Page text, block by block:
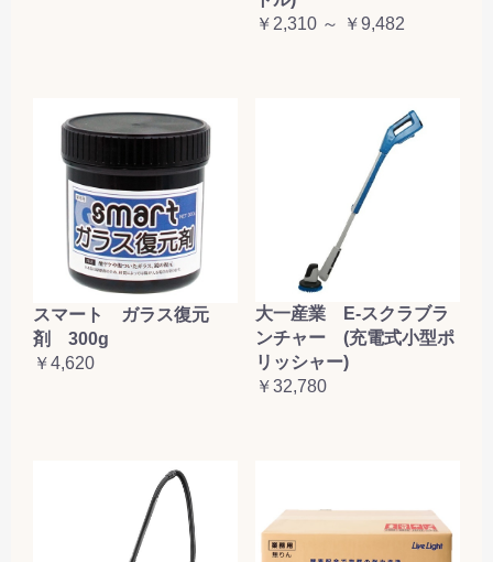
￥2,310 ～ ￥9,482
スマート ガラス復元
剤 300g
￥4,620
大一産業 E-スクラブラ
ンチャー (充電式小型ポ
リッシャー)
￥32,780